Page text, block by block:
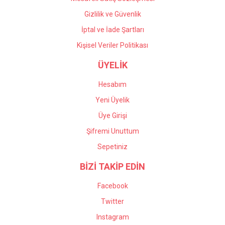
Gizlilik ve Güvenlik
İptal ve İade Şartları
Kişisel Veriler Politikası
ÜYELİK
Hesabım
Yeni Üyelik
Üye Girişi
Şifremi Unuttum
Sepetiniz
BİZİ TAKİP EDİN
Facebook
Twitter
Instagram